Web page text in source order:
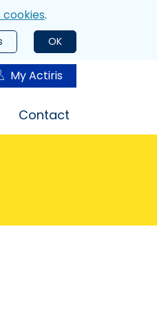
.
OK
My Actiris
Contact